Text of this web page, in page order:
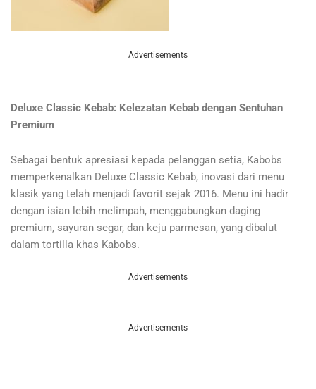
Advertisements
Deluxe Classic Kebab: Kelezatan Kebab dengan Sentuhan
Premium
Sebagai bentuk apresiasi kepada pelanggan setia, Kabobs
memperkenalkan Deluxe Classic Kebab, inovasi dari menu
klasik yang telah menjadi favorit sejak 2016. Menu ini hadir
dengan isian lebih melimpah, menggabungkan daging
premium, sayuran segar, dan keju parmesan, yang dibalut
dalam tortilla khas Kabobs.
Advertisements
Advertisements